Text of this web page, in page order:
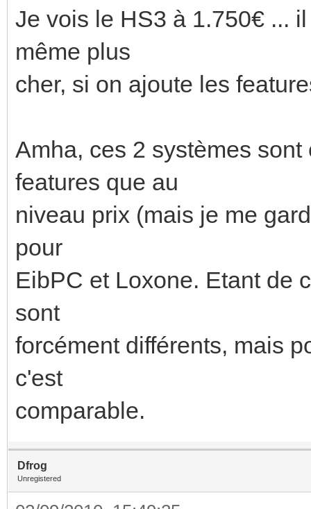
Je vois le HS3 à 1.750€ ...
même plus
cher, si on ajoute les
Amha, ces 2 systèmes
features que au
niveau prix (mais je me
pour
EibPC et Loxone. Etant de
sont
forcément différents, mais
c'est
comparable.
Dfrog
Unregistered